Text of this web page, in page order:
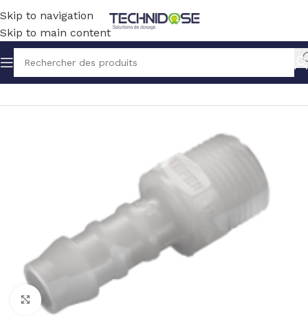
Skip to navigation
Skip to main content
Accueil TUYAUX ET RACCORDS RACCORDS PVDF
Click to enlarge